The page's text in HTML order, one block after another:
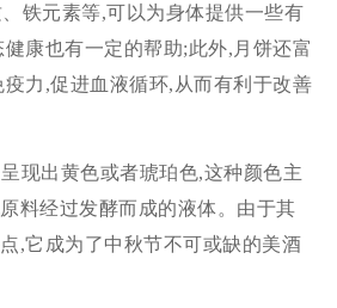
铁元素等,可以为身体提供一些有
康也有一定的帮助;此外,月饼还富
力,促进血液循环,从而有利于改善
现出黄色或者琥珀色,这种颜色主
料经过发酵而成的液体。由于其
,它成为了中秋节不可或缺的美酒